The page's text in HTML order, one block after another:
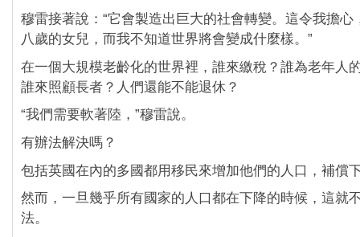
穆雷接著說：“它會製造出巨大的社會轉變。這令我擔心
八歲的女兒，而我不知道世界將會變成什麼樣。”
在一個大規模老齡化的世界裡，誰來繳稅？誰為老年人
誰來照顧長者？人們還能不能退休？
“我們需要軟著陸，”穆雷說。
有辦法解決嗎？
包括英國在內的多國都用移民來增加他們的人口，補償
然而，一旦幾乎所有國家的人口都在下降的時候，這就
法。